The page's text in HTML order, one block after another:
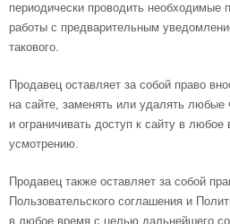
периодически проводить необходимые
работы с предварительным
такового.
Продавец оставляет за собой право
на сайте, заменять или удалять любые
и ограничивать доступ к сайту в
усмотрению.
Продавец также оставляет за собой
Пользовательского соглашения и
в любое время с целью дальнейшего